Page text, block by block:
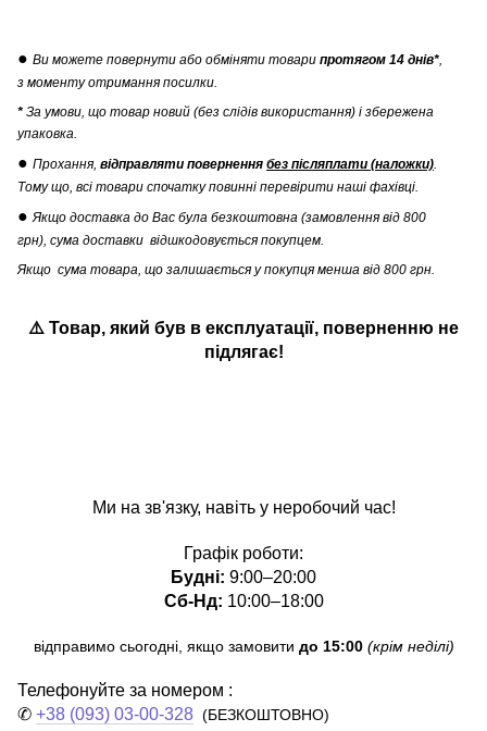
● Ви можете повернути або обміняти товари протягом 14 днів*
з моменту отримання посилки.
* За умови, що товар новий (без слідів використання) і збережена
упаковка.
● Прохання, відправляти повернення без післяплати (наложки)
Тому що, всі товари спочатку повинні перевірити наші фахівці.
● Якщо доставка до Вас була безкоштовна (замовлення від 800
грн), сума доставки відшкодовується покупцем.
Якщо сума товара, що залишається у покупця менша від 800 грн.
⚠️ Товар, який був в експлуатації, поверненню не
підлягає!
Ми на зв'язку, навіть у неробочий час!
Графік роботи:
Будні: 9:00–20:00
Сб-Нд: 10:00–18:00
відправимо сьогодні, якщо замовити до 15:00 (крім неділі)
Телефонуйте за номером :
✆ +38 (093) 03-00-328 (БЕЗКОШТОВНО)